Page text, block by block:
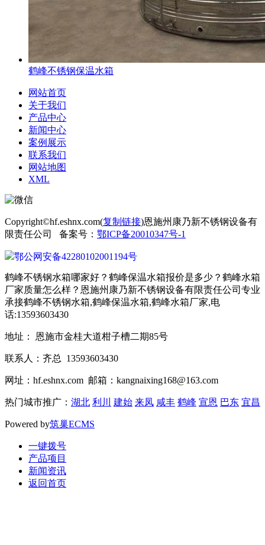
鹤峰不锈钢保温水箱
网站首页
关于我们
产品中心
新闻中心
案例展示
联系我们
网站地图
XML
Copyright©hf.eshnx.com(复制链接)恩施州康乃新不锈钢设备有
限责任公司 备案号： 鄂ICP备20010347号-1
鄂公网安备42280102001194号
鹤峰不锈钢水箱哪家好？鹤峰保温水箱报价是多少？鹤峰水箱
厂家质量怎么样？恩施州康乃新不锈钢设备有限责任公司专业
承接鹤峰不锈钢水箱,鹤峰保温水箱,鹤峰水箱厂家,电
话:13593603430
地址： 恩施市金桂大道柑子槽二期85号
联系人：齐总 13593603430
网址：hf.eshnx.com 邮箱：kangnaixing168@163.com
热门城市推广： 湖北 利川 建始 来凤 咸丰 鹤峰 宣恩 巴东 宜昌
Powered by筑巢ECMS
一键拨号
产品项目
新闻资讯
返回首页